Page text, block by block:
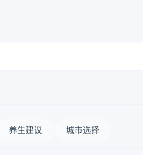
养生建议 城市选择